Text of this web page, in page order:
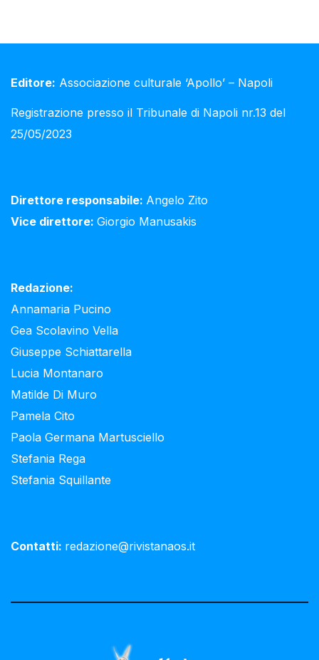
Editore: Associazione culturale ‘Apollo’ – Napoli
Registrazione presso il Tribunale di Napoli nr.13 del
25/05/2023
Direttore responsabile: Angelo Zito
Vice direttore: Giorgio Manusakis
Redazione:
Annamaria Pucino
Gea Scolavino Vella
Giuseppe Schiattarella
Lucia Montanaro
Matilde Di Muro
Pamela Cito
Paola Germana Martusciello
Stefania Rega
Stefania Squillante
Contatti: redazione@rivistanaos.it